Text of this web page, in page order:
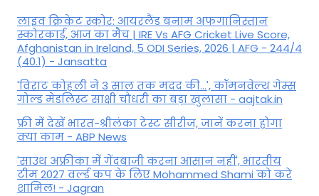
लाइव क्रिकेट स्कोर: आयरलैंड बनाम अफगानिस्तान
स्कोरकार्ड, आज का मैच | IRE Vs AFG Cricket Live Score,
Afghanistan in Ireland, 5 ODI Series, 2026 | AFG - 244/4
(40.1) - Jansatta
'विराट कोहली ने 3 साल तक मदद की...', कॉमनवेल्थ गेम्स
गोल्ड मेडलिस्ट साक्षी चौधरी का बड़ा खुलासा - aajtak.in
फ्री में देखें भारत-श्रीलंका टेस्ट सीरीज, जानें करना होगा
क्या काम - ABP News
'साउथ अफ्रीका में गेंदबाजी करना आसान नहीं', भारतीय
टीम 2027 वर्ल्‍ड कप के लिए Mohammed Shami को करे
शामिल! - Jagran